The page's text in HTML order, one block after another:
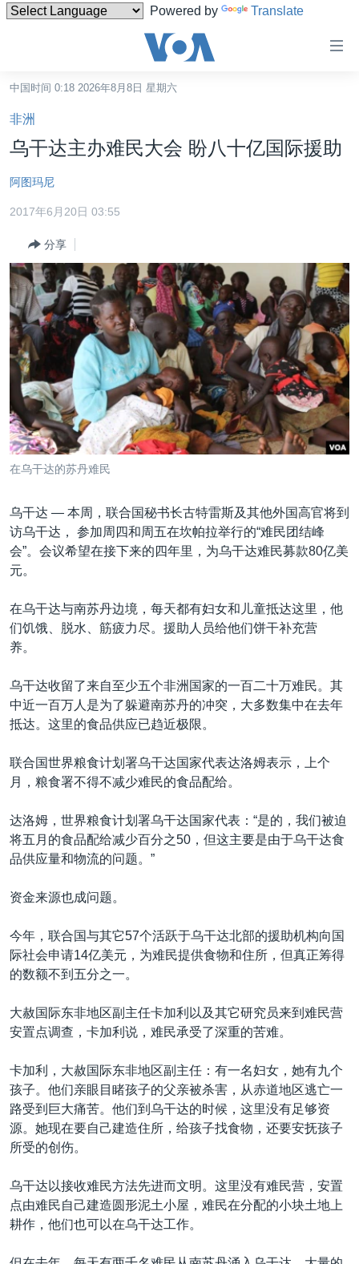
Powered by Translate
碍
链
接
跳
转
内
转
到
导
航
跳
检
索
台湾
港澳
国际
最新国际新闻
印太
中东
欧洲
非洲
美洲
全球议题
分类新闻
经济·金融·贸易
人权·法律·宗教
科教·文娱·体健
军事
劳工
环境
美中关系
热点专题
白宫要闻
国会报道
美中关系
美国建国250周年
美国之音专访
重要讲话与声明
关注西藏
关注新疆
GEN Z 看美国
VOA视频
VOA今日焦点
中文广播
关注我们
其他语言网站
中国时间 0:18 2026年8月8日 星期六
非洲
乌干达主办难民大会 盼八十亿国际援助
阿图玛尼
2017年6月20日 03:55
分享
在乌干达的苏丹难民
乌干达 — 本周，联合国秘书长古特雷斯及其他外国高官将到
访乌干达， 参加周四和周五在坎帕拉举行的“难民团结峰
会”。会议希望在接下来的四年里，为乌干达难民募款80亿美
元。
在乌干达与南苏丹边境，每天都有妇女和儿童抵达这里，他
们饥饿、脱水、筋疲力尽。援助人员给他们饼干补充营
养。
乌干达收留了来自至少五个非洲国家的一百二十万难民。其
中近一百万人是为了躲避南苏丹的冲突，大多数集中在去年
抵达。这里的食品供应已趋近极限。
联合国世界粮食计划署乌干达国家代表达洛姆表示，上个
月，粮食署不得不减少难民的食品配给。
达洛姆，世界粮食计划署乌干达国家代表：“是的，我们被迫
将五月的食品配给减少百分之50，但这主要是由于乌干达食
品供应量和物流的问题。”
资金来源也成问题。
今年，联合国与其它57个活跃于乌干达北部的援助机构向国
际社会申请14亿美元，为难民提供食物和住所，但真正筹得
的数额不到五分之一。
大赦国际东非地区副主任卡加利以及其它研究员来到难民营
安置点调查，卡加利说，难民承受了深重的苦难。
卡加利，大赦国际东非地区副主任：有一名妇女，她有九个
孩子。他们亲眼目睹孩子的父亲被杀害，从赤道地区逃亡一
路受到巨大痛苦。他们到乌干达的时候，这里没有足够资
源。她现在要自己建造住所，给孩子找食物，还要安抚孩子
所受的创伤。
乌干达以接收难民方法先进而文明。这里没有难民营，安置
点由难民自己建造圆形泥土小屋，难民在分配的小块土地上
耕作，他们也可以在乌干达工作。